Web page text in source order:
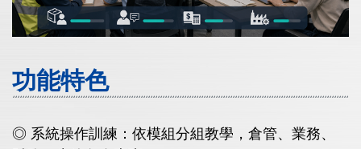
功能特色
◎ 系統操作訓練：依模組分組教學，倉管、業務、